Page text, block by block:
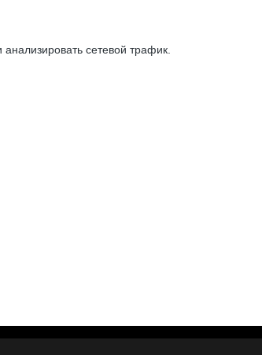
сетевой трафик.